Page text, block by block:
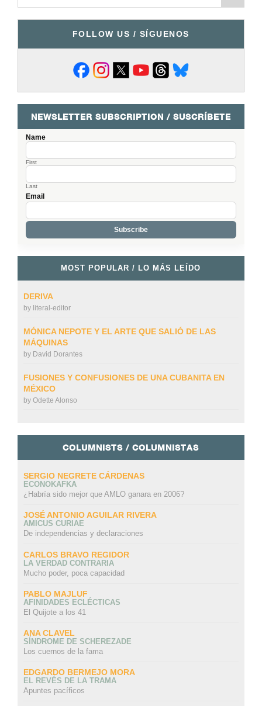
FOLLOW US / SÍGUENOS
NEWSLETTER SUBSCRIPTION / SUSCRÍBETE
Name
First
Last
Email
MOST POPULAR / LO MÁS LEÍDO
DERIVA
by literal-editor
MÓNICA NEPOTE Y EL ARTE QUE SALIÓ DE LAS
MÁQUINAS
by David Dorantes
FUSIONES Y CONFUSIONES DE UNA CUBANITA EN
MÉXICO
by Odette Alonso
COLUMNISTS / COLUMNISTAS
SERGIO NEGRETE CÁRDENAS
ECONOKAFKA
¿Habría sido mejor que AMLO ganara en 2006?
JOSÉ ANTONIO AGUILAR RIVERA
AMICUS CURIAE
De independencias y declaraciones
CARLOS BRAVO REGIDOR
LA VERDAD CONTRARIA
Mucho poder, poca capacidad
PABLO MAJLUF
AFINIDADES ECLÉCTICAS
El Quijote a los 41
ANA CLAVEL
SÍNDROME DE SCHEREZADE
Los cuernos de la fama
EDGARDO BERMEJO MORA
EL REVÉS DE LA TRAMA
Apuntes pacíficos